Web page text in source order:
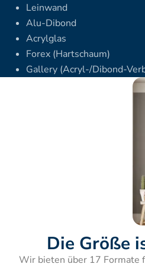
Leinwand
Alu-Dibond
Acrylglas
Forex (Hartschaum)
Gallery (Acryl-/Dibond-
Die Größe
Wir bieten über 17 Formate